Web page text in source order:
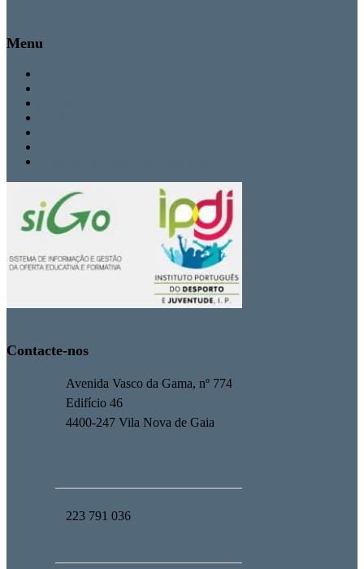
Menu
Contacte-nos
Avenida Vasco da Gama, nº 774
Edifício 46
4400-247 Vila Nova de Gaia
223 791 036